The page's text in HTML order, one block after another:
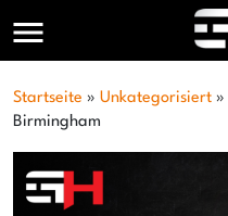
menu
Startseite » Unkategorisiert »
Birmingham